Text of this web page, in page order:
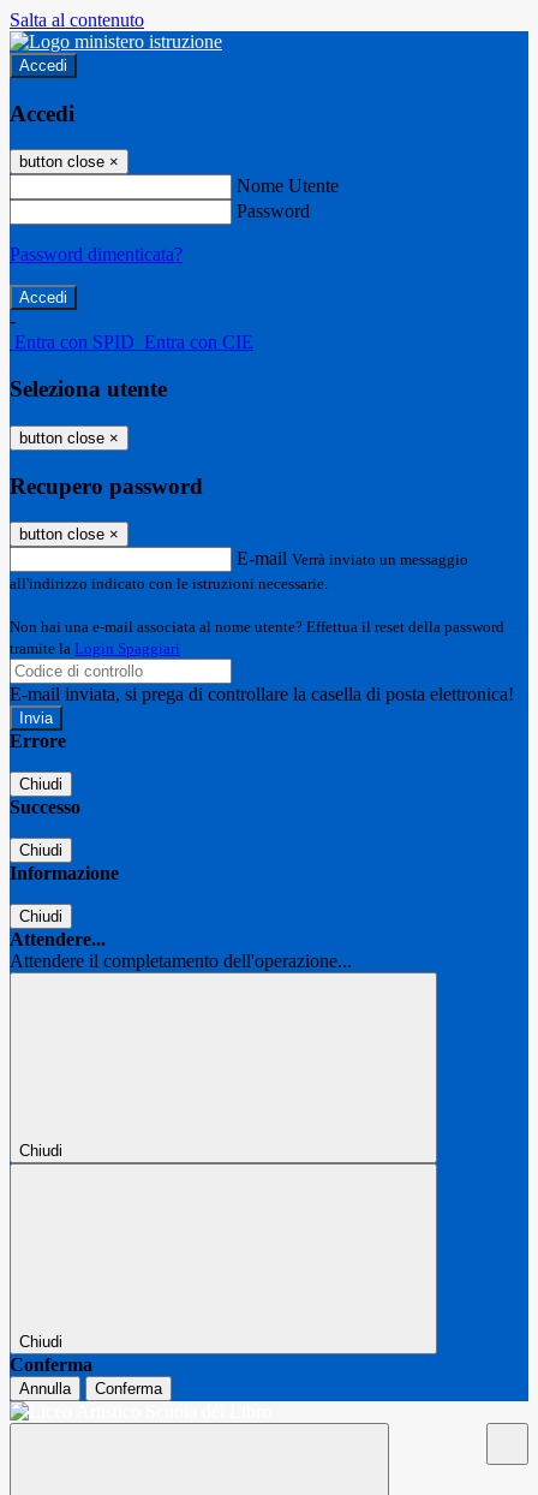
Salta al contenuto
Accedi
Accedi
button close ×
Nome Utente
Password
Password dimenticata?
-
Entra con SPID Entra con CIE
Seleziona utente
button close ×
Recupero password
button close ×
E-mail Verrà inviato un messaggio
all'indirizzo indicato con le istruzioni necessarie.
Non hai una e-mail associata al nome utente? Effettua il reset della password
tramite la Login Spaggiari
E-mail inviata, si prega di controllare la casella di posta elettronica!
Errore
Chiudi
Successo
Chiudi
Informazione
Chiudi
Attendere...
Attendere il completamento dell'operazione...
Chiudi
Chiudi
Conferma
Annulla Conferma